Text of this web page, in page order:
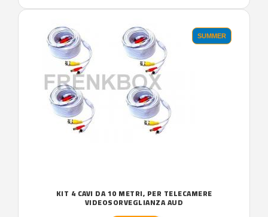
SUMMER
KIT 4 CAVI DA 10 METRI, PER TELECAMERE
VIDEOSORVEGLIANZA AUD